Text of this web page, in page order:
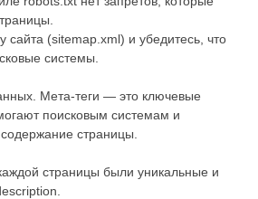
сайта (sitemap.xml) и убедитесь, что
системы.
Мета-теги — это ключевые
поисковым системам и
страницы.
страницы были уникальные и